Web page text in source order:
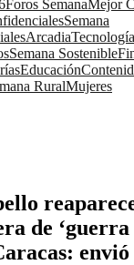
Foros SemanaMejor
Semana
ArcadiaTecnología
Semana Sostenible
Educación
RuralMujeres
de ‘guerra